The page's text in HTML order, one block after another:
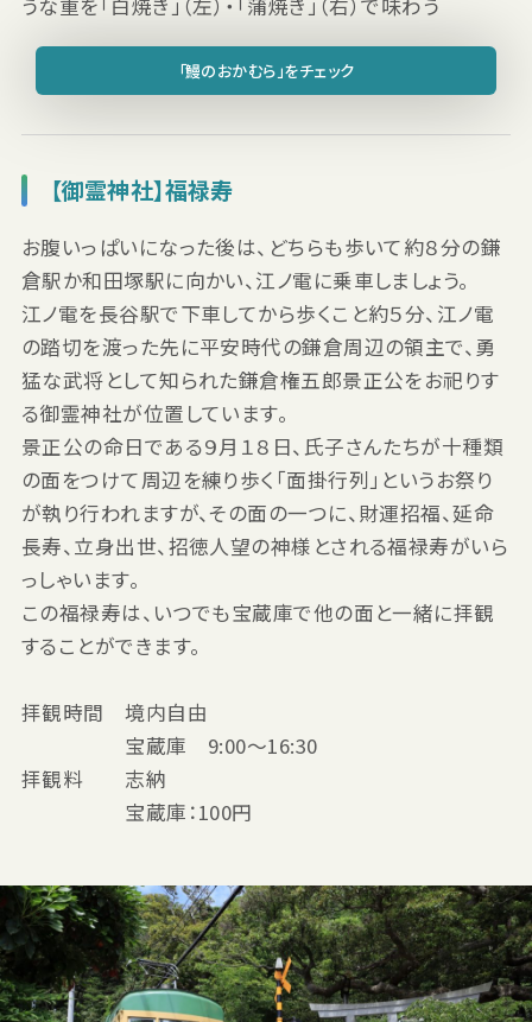
うな重を「白焼き」（左）・「蒲焼き」（右）で味わう
「鰻のおかむら」をチェック
【御霊神社】福禄寿
お腹いっぱいになった後は、どちらも歩いて約８分の鎌
倉駅か和田塚駅に向かい、江ノ電に乗車しましょう。
江ノ電を長谷駅で下車してから歩くこと約５分、江ノ電
の踏切を渡った先に平安時代の鎌倉周辺の領主で、勇
猛な武将として知られた鎌倉権五郎景正公をお祀りす
る御霊神社が位置しています。
景正公の命日である９月１８日、氏子さんたちが十種類
の面をつけて周辺を練り歩く「面掛行列」というお祭り
が執り行われますが、その面の一つに、財運招福、延命
長寿、立身出世、招徳人望の神様とされる福禄寿がいら
っしゃいます。
この福禄寿は、いつでも宝蔵庫で他の面と一緒に拝観
することができます。
拝観時間 境内自由
宝蔵庫 9:00〜16:30
拝観料 志納
宝蔵庫：100円